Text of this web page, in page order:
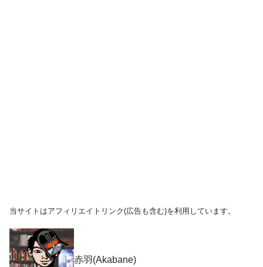
当サイトはアフィリエイトリンク(広告も含む)を利用しています。
赤羽(Akabane)